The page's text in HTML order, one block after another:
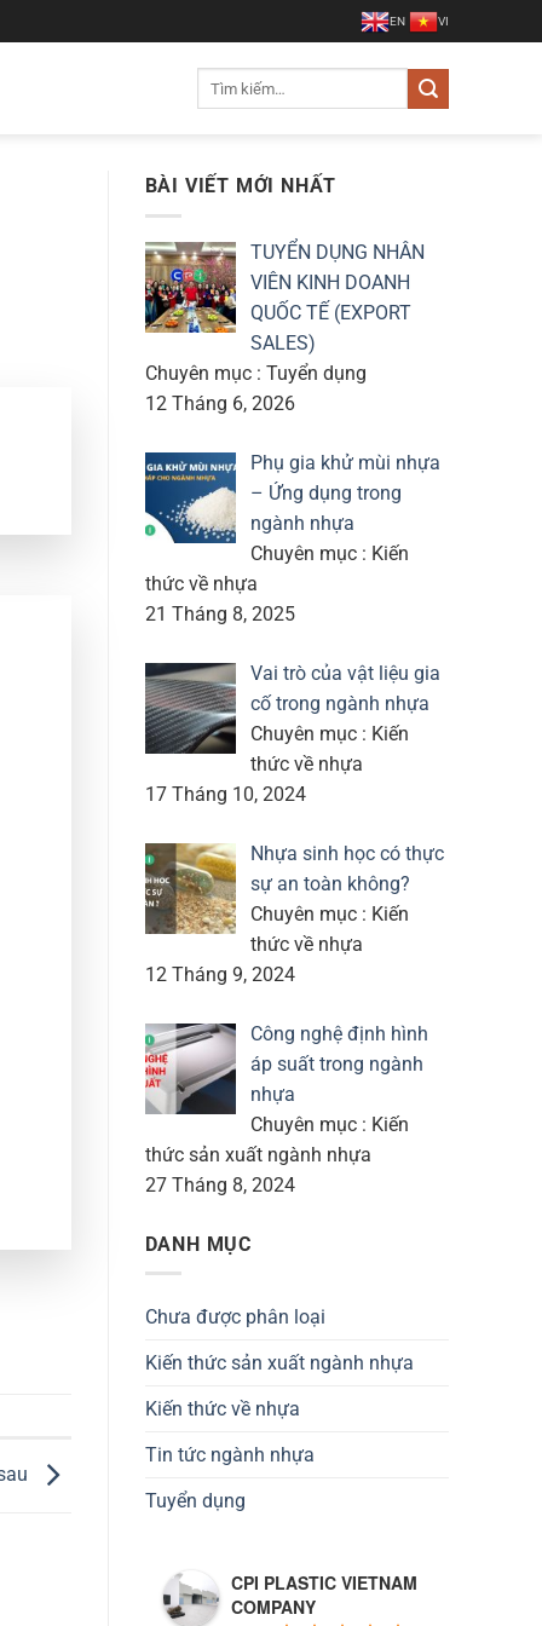
EN VI
BÀI VIẾT MỚI NHẤT
TUYỂN DỤNG NHÂN
VIÊN KINH DOANH
QUỐC TẾ (EXPORT
SALES)
Chuyên mục : Tuyển dụng
12 Tháng 6, 2026
Phụ gia khử mùi nhựa
– Ứng dụng trong
ngành nhựa
Chuyên mục : Kiến
thức về nhựa
21 Tháng 8, 2025
Vai trò của vật liệu gia
cố trong ngành nhựa
Chuyên mục : Kiến
thức về nhựa
17 Tháng 10, 2024
Nhựa sinh học có thực
sự an toàn không?
Chuyên mục : Kiến
thức về nhựa
12 Tháng 9, 2024
Công nghệ định hình
áp suất trong ngành
nhựa
Chuyên mục : Kiến
thức sản xuất ngành nhựa
27 Tháng 8, 2024
DANH MỤC
Chưa được phân loại
Kiến thức sản xuất ngành nhựa
Kiến thức về nhựa
Tin tức ngành nhựa
Tuyển dụng
CPI PLASTIC VIETNAM
COMPANY